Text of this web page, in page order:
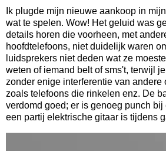
Ik plugde mijn nieuwe aankoop in
wat te spelen. Wow! Het geluid was
details horen die voorheen, met
hoofdtelefoons, niet duidelijk waren
luidsprekers niet deden wat ze
weten of iemand belt of sms't, terwijl
zonder enige interferentie van andere
zoals telefoons die rinkelen enz. De
verdomd goed; er is genoeg punch bij
een partij elektrische gitaar is tijdens